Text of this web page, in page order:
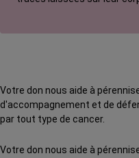
Votre don nous aide à
d'accompagnement et de
par tout type de cancer.
Votre don nous aide à